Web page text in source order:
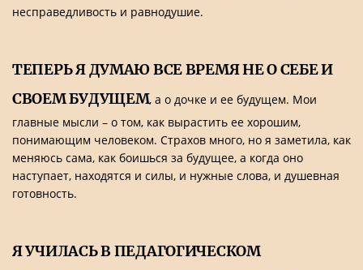
несправедливость и равнодушие.
ТЕПЕРЬ Я ДУМАЮ ВСЕ ВРЕМЯ НЕ О СЕБЕ И
СВОЕМ БУДУЩЕМ, а о дочке и ее будущем. Мои
главные мысли – о том, как вырастить ее хорошим,
понимающим человеком. Страхов много, но я заметила, как
меняюсь сама, как боишься за будущее, а когда оно
наступает, находятся и силы, и нужные слова, и душевная
готовность.
Я УЧИЛАСЬ В ПЕДАГОГИЧЕСКОМ